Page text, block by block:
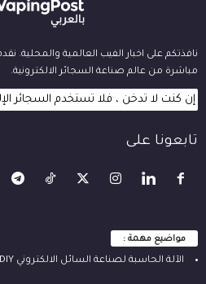
نافذتكم على اخبار الفيب العالمية والمحلية.
مباشرة من عالم صناعة السجائر الالكترونية.
إن كنت لا تدخن ، فلا تستخدم السجائر
تابعونا على
مواضيع مهمة :
الآلة ‫الحاسبة لصناعة السائل الالكتروني‬ DIY